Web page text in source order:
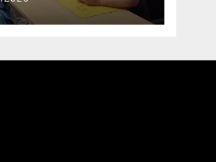
DIRECTORA
N° 82